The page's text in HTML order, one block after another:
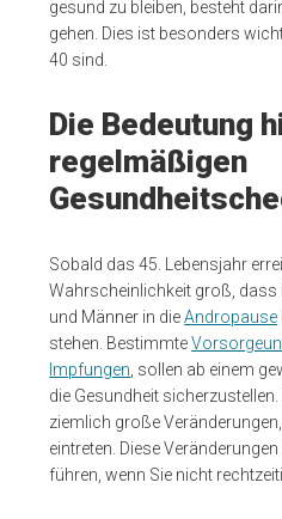
gesund zu bleiben, besteht
gehen. Dies ist besonders
40 sind.
Die Bedeutung
regelmäßigen
Sobald das 45. Lebensjahr
Wahrscheinlichkeit groß, dass
und Männer in dieAndropause
stehen. Bestimmte
Impfungen , sollen ab einem
die Gesundheit
ziemlich große
eintreten. Diese
führen, wenn Sie nicht